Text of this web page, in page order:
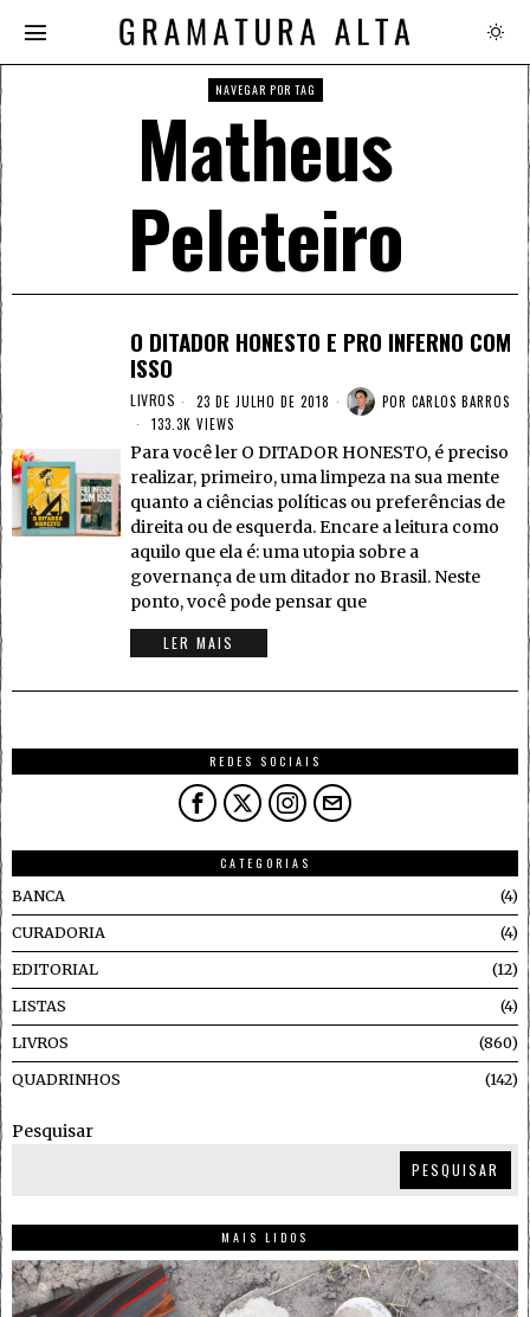
NAVEGAR POR TAG
Matheus
Peleteiro
O DITADOR HONESTO E PRO INFERNO COM
ISSO
LIVROS 23 DE JULHO DE 2018 POR CARLOS BARROS
133.3K VIEWS
Para você ler O DITADOR HONESTO, é preciso
realizar, primeiro, uma limpeza na sua mente
quanto a ciências políticas ou preferências de
direita ou de esquerda. Encare a leitura como
aquilo que ela é: uma utopia sobre a
governança de um ditador no Brasil. Neste
ponto, você pode pensar que
LER MAIS
REDES SOCIAIS
CATEGORIAS
BANCA
4
CURADORIA 4
EDITORIAL 12
LISTAS 4
LIVROS 860
QUADRINHOS 142
Pesquisar
PESQUISAR
MAIS LIDOS